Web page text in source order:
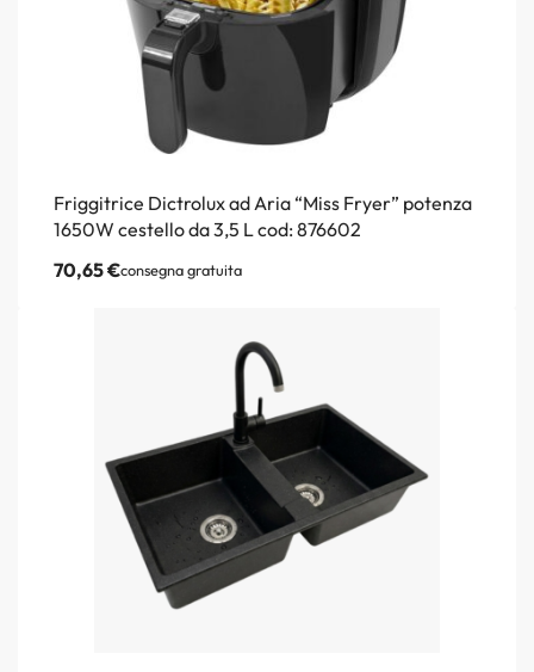
Friggitrice Dictrolux ad Aria “Miss Fryer” potenza
1650W cestello da 3,5 L cod: 876602
70,65€consegna gratuita